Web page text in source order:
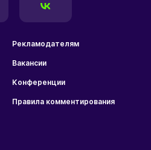
Рекламодателям
Вакансии
Конференции
Правила комментирования